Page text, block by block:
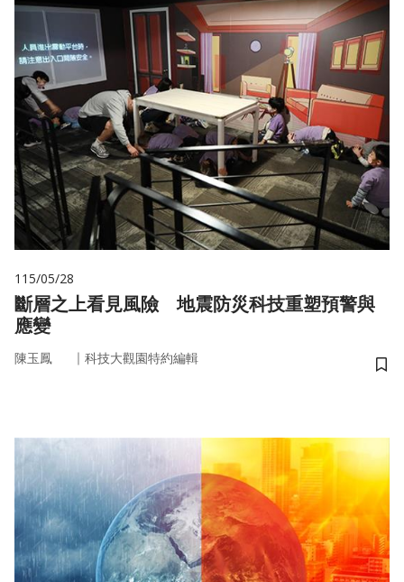
115/05/28
斷層之上看見風險 地震防災科技重塑預警與
應變
陳玉鳳 ｜ 科技大觀園特約編輯
儲